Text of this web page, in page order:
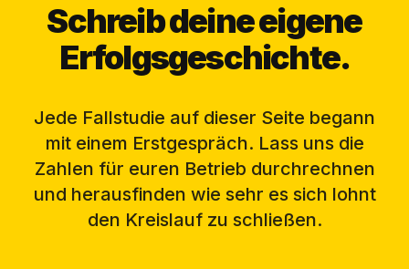
Schreib deine eigene
Erfolgsgeschichte.
Jede Fallstudie auf dieser Seite begann
mit einem Erstgespräch. Lass uns die
Zahlen für euren Betrieb durchrechnen
und herausfinden wie sehr es sich lohnt
den Kreislauf zu schließen.